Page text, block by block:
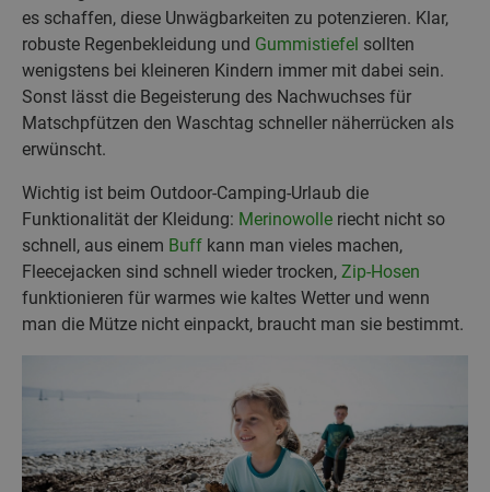
es schaffen, diese Unwägbarkeiten zu potenzieren. Klar,
robuste Regenbekleidung und Gummistiefel sollten
wenigstens bei kleineren Kindern immer mit dabei sein.
Sonst lässt die Begeisterung des Nachwuchses für
Matschpfützen den Waschtag schneller näherrücken als
erwünscht.
Wichtig ist beim Outdoor-Camping-Urlaub die
Funktionalität der Kleidung: Merinowolle riecht nicht so
schnell, aus einem Buff kann man vieles machen,
Fleecejacken sind schnell wieder trocken, Zip-Hosen
funktionieren für warmes wie kaltes Wetter und wenn
man die Mütze nicht einpackt, braucht man sie bestimmt.